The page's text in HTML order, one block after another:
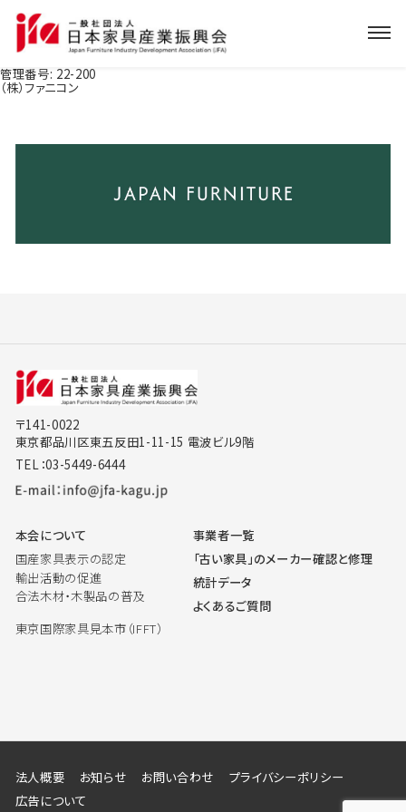
管理番号: 22-200
（株）ファニコン
〒141-0022
東京都品川区東五反田1-11-15 電波ビル9階
TEL：03-5449-6444
本会について
国産家具表示の認定
輸出活動の促進
合法木材・木製品の普及
東京国際家具見本市（IFFT）
事業者一覧
「古い家具」のメーカー確認と修理
統計データ
よくあるご質問
法人概要 お知らせ お問い合わせ
プライバシーポリシー
広告について